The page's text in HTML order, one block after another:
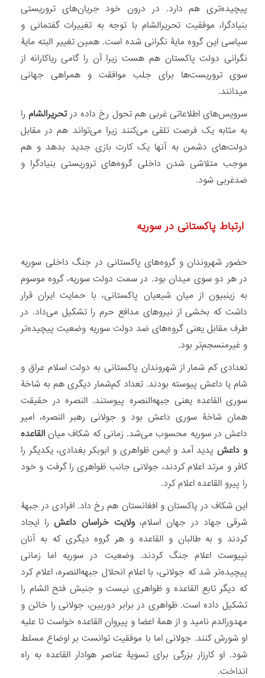
پیچیده‌‏تری هم دارد. در درون خود جریان‌های تروریستی
بنیادگرا، موفقیت تحریرالشام با توجه به تغییرات گفتمانی و
سیاسی این گروه مایۀ نگرانی شده است. همین تغییر البته مایۀ
نگرانی دولت پاکستان هم هست زیرا آن را گامی ریاکارانه از
سوی تروریست‏‌ها برای جلب موافقت و همراهی جهانی
می‏دانند.
سرویس‌‏های اطلاعاتی غربی هم تحول رخ داده درتحریرالشام را
به مثابه یک فرصت تلقی می‌‏کنند زیرا می‌‏تواند هم در مقابل
دولت‏‌های دشمن به آنها یک کارت بازی جدید بدهد و هم
موجب متلاشی شدن داخلی گروه‏‌های تروریستی بنیادگرا و
ضدغربی شود.
ارتباط پاکستانی در سوریه
حضور شهروندان و گروه‏‌های پاکستانی در جنگ داخلی سوریه
در هر دو سوی میدان بود. در سمت دولت سوریه، گروه موسوم
به زینبیون از میان شیعیان پاکستانی، با حمایت ایران قرار
داشت که بخشی از نیروهای مدافع حرم را تشکیل می‏‌داد. در
طرف مقابل یعنی گروه‌‏های ضد دولت سوریه وضعیت پیچیده‏‌تر
و غیرمنسجم‌‏تر بود.
تعدادی کم شمار از شهروندان پاکستانی به دولت اسلام عراق و
شام یا داعش پیوسته بودند. تعداد کم‏‌شمار دیگری هم به شاخۀ
سوری القاعده یعنی جبهه‌النصره پیوستند. النصره در حقیقت
همان شاخۀ سوری داعش بود و جولانی رهبر النصره، امیر
داعش در سوریه محسوب می‌‏شد. زمانی که شکاف میان القاعده
و داعش پدید آمد و ایمن ظواهری و ابوبکر بغدادی، یکدیگر را
کافر و مرتد اعلام کردند، جولانی جانب ظواهری را گرفت و خود
را پیرو القاعده اعلام کرد.
این شکاف در پاکستان و افغانستان هم رخ داد. افرادی در جبهۀ
شرقی جهاد در جهان اسلام،ولایت خراسان داعش را ایجاد
کردند و به طالبان و القاعده و هر گروه دیگری که به آنان
نپیوست اعلام جنگ کردند. وضعیت در سوریه اما زمانی
پیچیده‏‌تر شد که جولانی، با اعلام انحلال جبهه‌النصره، اعلام کرد
که دیگر تابع القاعده و ظواهری نیست و جنبش فتح الشام را
تشکیل داده است. ظواهری در برابر دوربین، جولانی را خائن و
مهدورالدم نامید و از همۀ اعضا و پیروان القاعده خواست تا علیه
او شورش کنند. جولانی اما با موفقیت توانست بر اوضاع مسلط
شود. او کارزار بزرگی برای تسویۀ عناصر هوادار القاعده به راه
انداخت.